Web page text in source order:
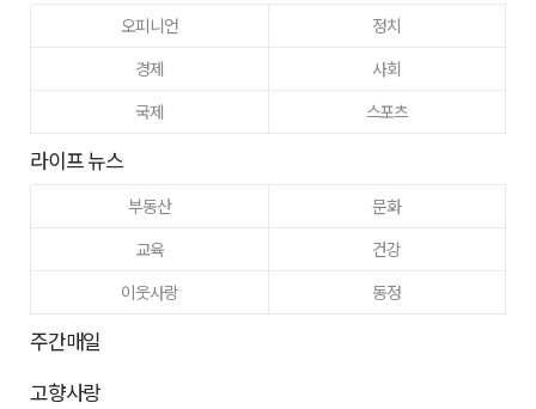
오피니언
정치
경제
사회
국제
스포츠
라이프 뉴스
부동산
문화
교육
건강
이웃사랑
동정
주간매일
고향사랑